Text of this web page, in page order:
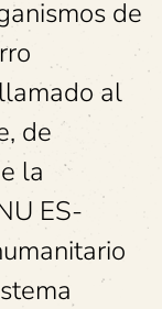
de
al
de
la
ES-